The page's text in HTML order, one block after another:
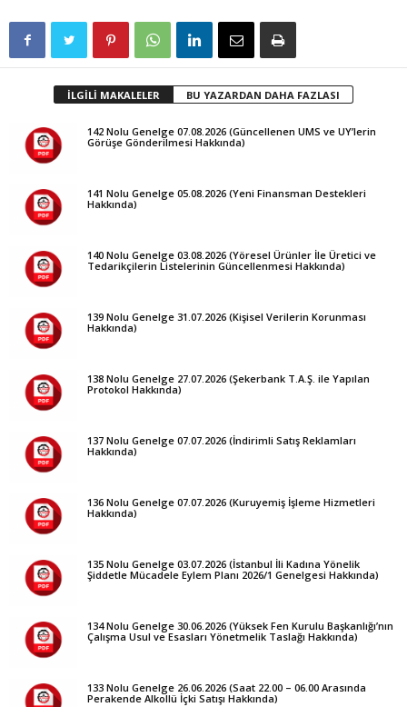
İLGİLİ MAKALELER BU YAZARDAN DAHA FAZLASI
142 Nolu Genelge 07.08.2026 (Güncellenen UMS ve UY’lerin
Görüşe Gönderilmesi Hakkında)
141 Nolu Genelge 05.08.2026 (Yeni Finansman Destekleri
Hakkında)
140 Nolu Genelge 03.08.2026 (Yöresel Ürünler İle Üretici ve
Tedarikçilerin Listelerinin Güncellenmesi Hakkında)
139 Nolu Genelge 31.07.2026 (Kişisel Verilerin Korunması
Hakkında)
138 Nolu Genelge 27.07.2026 (Şekerbank T.A.Ş. ile Yapılan
Protokol Hakkında)
137 Nolu Genelge 07.07.2026 (İndirimli Satış Reklamları
Hakkında)
136 Nolu Genelge 07.07.2026 (Kuruyemiş İşleme Hizmetleri
Hakkında)
135 Nolu Genelge 03.07.2026 (İstanbul İli Kadına Yönelik
Şiddetle Mücadele Eylem Planı 2026/1 Genelgesi Hakkında)
134 Nolu Genelge 30.06.2026 (Yüksek Fen Kurulu Başkanlığı’nın
Çalışma Usul ve Esasları Yönetmelik Taslağı Hakkında)
133 Nolu Genelge 26.06.2026 (Saat 22.00 – 06.00 Arasında
Perakende Alkollü İçki Satışı Hakkında)